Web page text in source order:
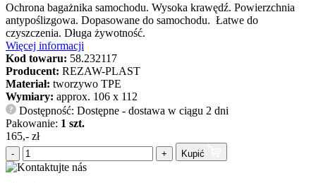
Ochrona bagażnika samochodu. Wysoka krawędź. Powierzchnia
antypoślizgowa. Dopasowane do samochodu. Łatwe do
czyszczenia. Długa żywotność.
Więcej informacji
Kod towaru: 58.232117
Producent: REZAW-PLAST
Materiał: tworzywo TPE
Wymiary: approx. 106 x 112
?
Dostępność: Dostępne - dostawa w ciągu 2 dni
Pakowanie: 1 szt.
165,- zł
- + Kupić